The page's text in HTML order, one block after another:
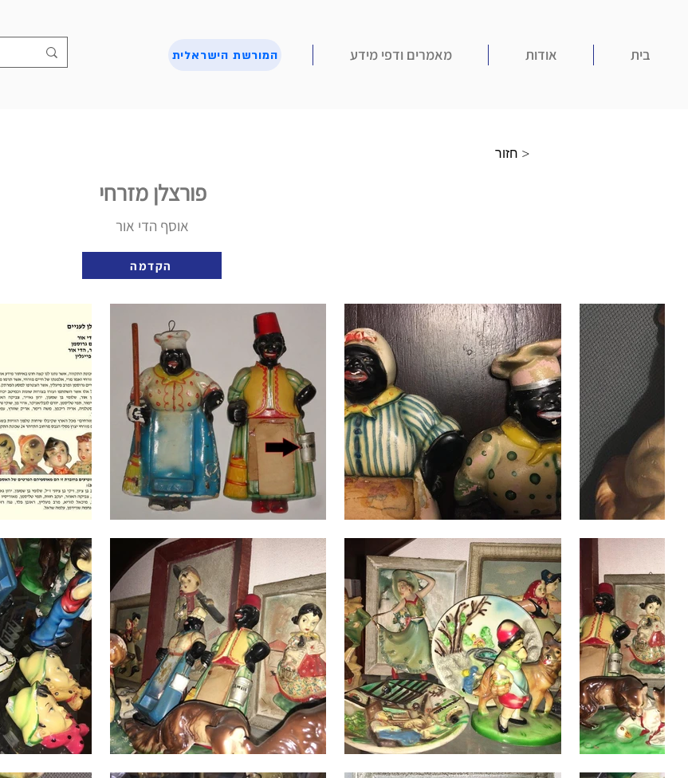
המורשת הישראלית בית אודות מאמרים ודפי מידע
חזור >
פורצלן מזרחי
אוסף הדי אור
הקדמה